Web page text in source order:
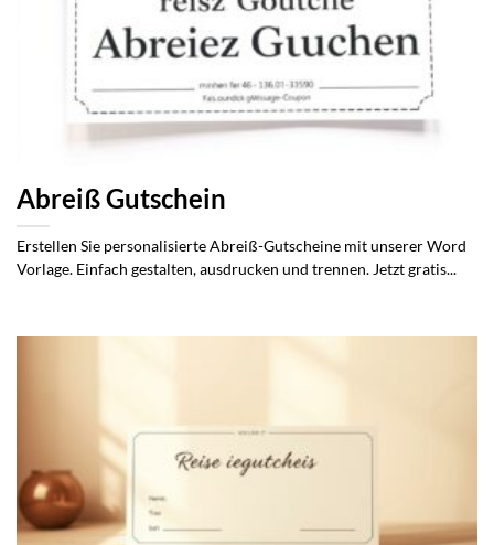
Abreiß Gutschein
Erstellen Sie personalisierte Abreiß-Gutscheine mit unserer Word
Vorlage. Einfach gestalten, ausdrucken und trennen. Jetzt gratis...